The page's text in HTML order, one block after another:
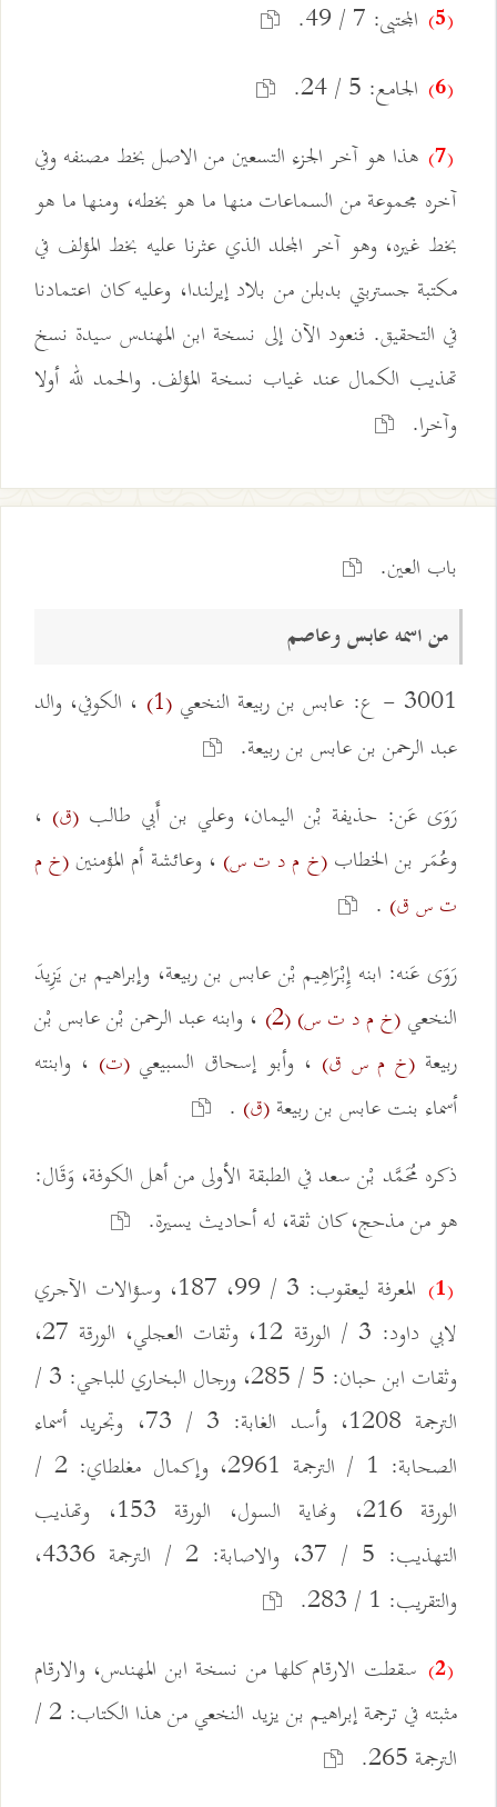
(5) المجتبى: 7 / 49.
(6) الجامع: 5 / 24.
(7)
هذا هو آخر الجزء التسعين من الاصل بخط مصنفه وفي
آخره مجموعة من السماعات منها ما هو بخطه، ومنها ما هو
بخط غيره، وهو آخر المجلد الذي عثرنا عليه بخط المؤلف في
مكتبة جستربتي بدبلن من بلاد إيرلندا، وعليه كان اعتمادنا
في التحقيق. فنعود الآن إلى نسخة ابن المهندس سيدة نسخ
تهذيب الكمال عند غياب نسخة المؤلف. والحمد لله أولا
وآخرا.
باب العين.
من اسمه عابس وعاصم
3001 - ع: عابس بن ربيعة النخعي (1)
، الكوفي، والد
عبد الرحمن بن عابس بن ربيعة.
رَوَى عَن: حذيفة بْن اليمان، وعلي بن أَبي طالب(ق) ،
وعُمَر بن الخطاب(خ م د ت س) ، وعائشة أم المؤمنين(خ م
ت س ق) .
رَوَى عَنه: ابنه إِبْرَاهِيم بْن عابس بن ربيعة، وإبراهيم بن يَزِيدَ
النخعي(خ م د ت س) (2)
، وابنه عبد الرحمن بْن عابس بْن
ربيعة (خ م س ق) ، وأبو إسحاق السبيعي(ت) ، وابنته
أسماء بنت عابس بن ربيعة(ق) .
ذكره مُحَمَّد بْن سعد في الطبقة الأولى من أهل الكوفة، وَقَال:
هو من مذحج، كان ثقة، له أحاديث يسيرة.
(1)
المعرفة ليعقوب: 3 / 99، 187، وسؤالات الآجري
لابي داود: 3 / الورقة 12، وثقات العجلي، الورقة 27،
وثقات ابن حبان: 5 / 285، ورجال البخاري للباجي: 3 /
الترجمة 1208، وأسد الغابة: 3 / 73، وتجريد أسماء
الصحابة: 1 / الترجمة 2961، وإكمال مغلطاي: 2 /
الورقة 216، ونهاية السول، الورقة 153، وتهذيب
التهذيب: 5 / 37، والاصابة: 2 / الترجمة 4336،
والتقريب: 1 / 283.
(2)
سقطت الارقام كلها من نسخة ابن المهندس، والارقام
مثبته في ترجمة إبراهيم بن يزيد النخعي من هذا الكتاب: 2 /
الترجمة 265.